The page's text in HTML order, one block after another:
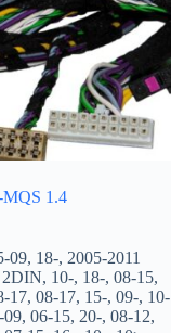
1.4
09, 18-, 2005-2011
, 10-, 18-, 08-15,
17, 08-17, 15-, 09-, 10-
09, 06-15, 20-, 08-12,